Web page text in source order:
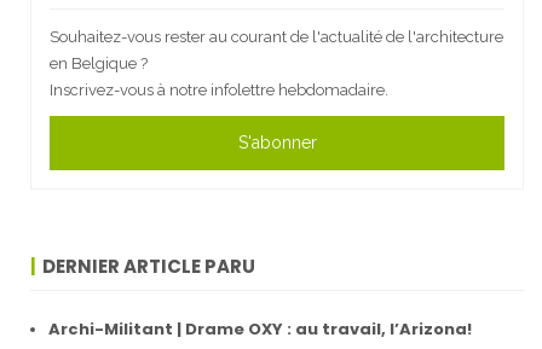
Souhaitez-vous rester au courant de l'actualité de l'architecture
en Belgique ?
Inscrivez-vous à notre infolettre hebdomadaire.
S'abonner
DERNIER ARTICLE PARU
Archi-Militant | Drame OXY : au travail, l’Arizona!